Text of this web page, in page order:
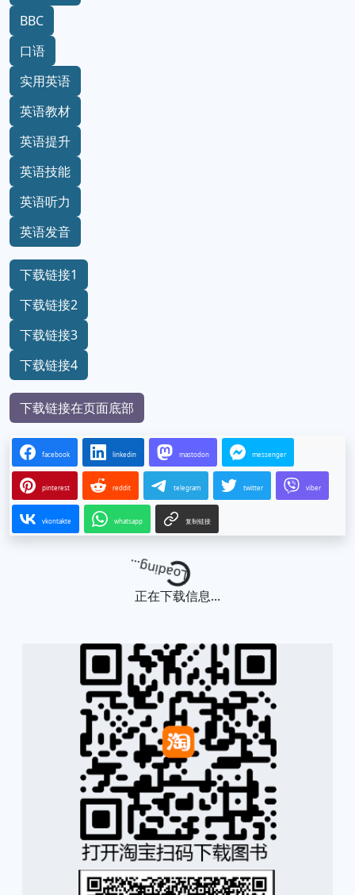
BBC
口语
实用英语
英语教材
英语提升
英语技能
英语听力
英语发音
下载链接1
下载链接2
下载链接3
下载链接4
下载链接在页面底部
facebook linkedin mastodon messenger
pinterest reddit telegram twitter viber
vkontakte whatsapp 复制链接
Loading...
正在下载信息...